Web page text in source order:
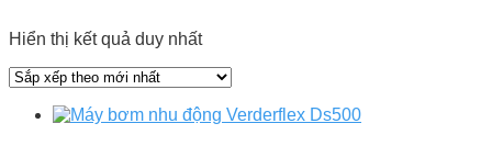
Hiển thị kết quả duy nhất